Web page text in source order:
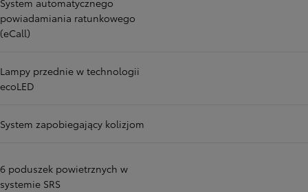
System automatycznego
powiadamiania ratunkowego
(eCall)
Lampy przednie w technologii
ecoLED
System zapobiegający kolizjom
6 poduszek powietrznych w
systemie SRS